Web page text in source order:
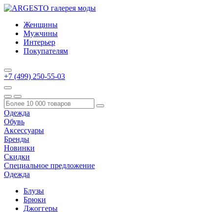
Женщины
Мужчины
Интерьер
Покупателям
+7 (499) 250-55-03
Одежда
Обувь
Аксессуары
Бренды
Новинки
Скидки
Специальное предложение
Одежда
Блузы
Брюки
Джоггеры